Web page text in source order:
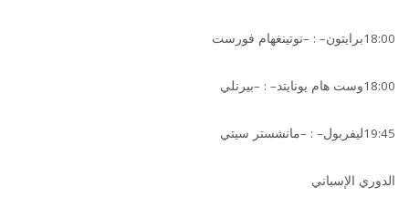
18:00برايتون– : –نوتينغهام فورست
18:00وست هام يونايتد– : –بيرنلي
19:45ليفربول– : –مانشستر سيتي
الدوري الإسباني